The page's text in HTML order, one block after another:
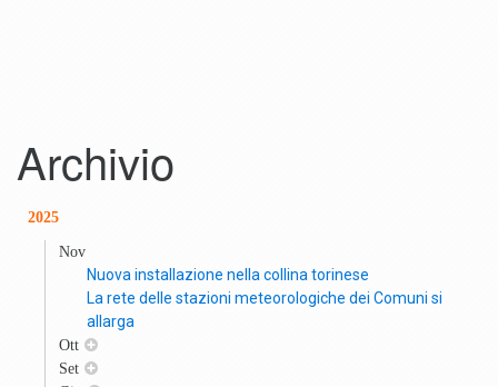
Archivio
2025
Nov
Nuova installazione nella collina torinese
La rete delle stazioni meteorologiche dei Comuni si
allarga
Ott
Set